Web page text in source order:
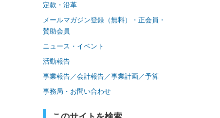
定款・沿革
メールマガジン登録（無料）・正会員・
賛助会員
ニュース・イベント
活動報告
事業報告／会計報告／事業計画／予算
事務局・お問い合わせ